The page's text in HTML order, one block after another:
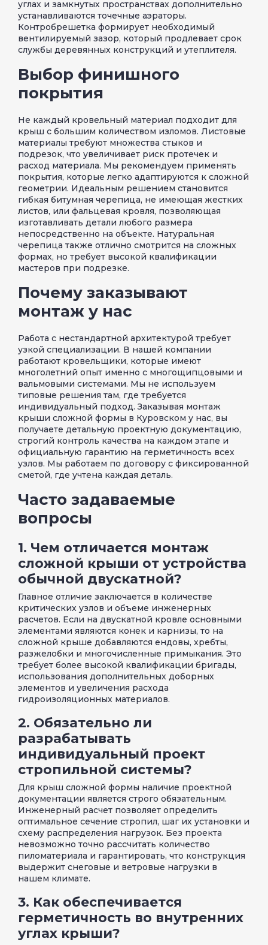
углах и замкнутых пространствах дополнительно
устанавливаются точечные аэраторы.
Контробрешетка формирует необходимый
вентилируемый зазор, который продлевает срок
службы деревянных конструкций и утеплителя.
Выбор финишного
покрытия
Не каждый кровельный материал подходит для
крыш с большим количеством изломов. Листовые
материалы требуют множества стыков и
подрезок, что увеличивает риск протечек и
расход материала. Мы рекомендуем применять
покрытия, которые легко адаптируются к сложной
геометрии. Идеальным решением становится
гибкая битумная черепица, не имеющая жестких
листов, или фальцевая кровля, позволяющая
изготавливать детали любого размера
непосредственно на объекте. Натуральная
черепица также отлично смотрится на сложных
формах, но требует высокой квалификации
мастеров при подрезке.
Почему заказывают
монтаж у нас
Работа с нестандартной архитектурой требует
узкой специализации. В нашей компании
работают кровельщики, которые имеют
многолетний опыт именно с многощипцовыми и
вальмовыми системами. Мы не используем
типовые решения там, где требуется
индивидуальный подход. Заказывая монтаж
крыши сложной формы в Куровском у нас, вы
получаете детальную проектную документацию,
строгий контроль качества на каждом этапе и
официальную гарантию на герметичность всех
узлов. Мы работаем по договору с фиксированной
сметой, где учтена каждая деталь.
Часто задаваемые
вопросы
1. Чем отличается монтаж
сложной крыши от устройства
обычной двускатной?
Главное отличие заключается в количестве
критических узлов и объеме инженерных
расчетов. Если на двускатной кровле основными
элементами являются конек и карнизы, то на
сложной крыше добавляются ендовы, хребты,
разжелобки и многочисленные примыкания. Это
требует более высокой квалификации бригады,
использования дополнительных доборных
элементов и увеличения расхода
гидроизоляционных материалов.
2. Обязательно ли
разрабатывать
индивидуальный проект
стропильной системы?
Для крыш сложной формы наличие проектной
документации является строго обязательным.
Инженерный расчет позволяет определить
оптимальное сечение стропил, шаг их установки и
схему распределения нагрузок. Без проекта
невозможно точно рассчитать количество
пиломатериала и гарантировать, что конструкция
выдержит снеговые и ветровые нагрузки в
нашем климате.
3. Как обеспечивается
герметичность во внутренних
углах крыши?